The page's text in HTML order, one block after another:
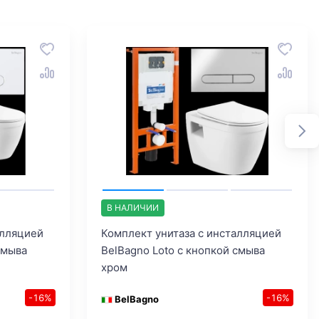
-16%
В НАЛИЧИИ
Комплект унитаза с инсталляцией
BelBagno Loto с кнопкой смыва
хром
BelBagno -16%